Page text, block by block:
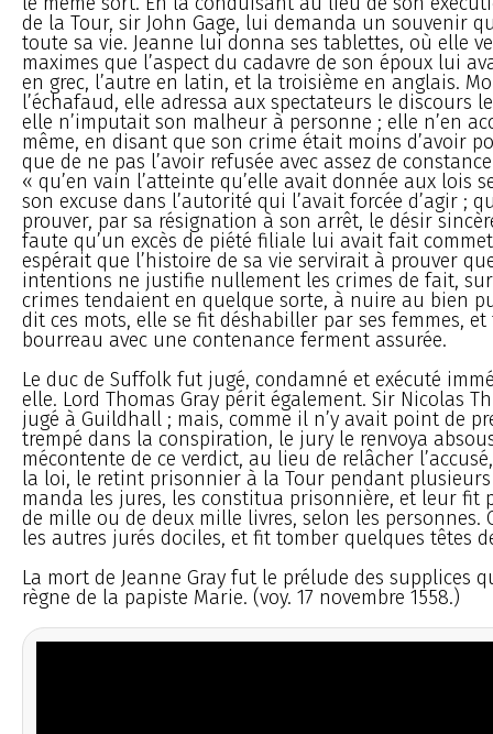
de la Tour, sir John Gage, lui demanda un souvenir
toute sa vie. Jeanne lui donna ses tablettes, où elle
maximes que l’aspect du cadavre de son époux lui
en grec, l’autre en latin, et la troisième en anglais.
l’échafaud, elle adressa aux spectateurs le discours
elle n’imputait son malheur à personne ; elle n’en
même, en disant que son crime était moins d’avoir
que de ne pas l’avoir refusée avec assez de
« qu’en vain l’atteinte qu’elle avait donnée aux lois
son excuse dans l’autorité qui l’avait forcée d’agir ;
prouver, par sa résignation à son arrêt, le désir
faute qu’un excès de piété filiale lui avait fait
espérait que l’histoire de sa vie servirait à prouver
intentions ne justifie nullement les crimes de fait,
crimes tendaient en quelque sorte, à nuire au bien
dit ces mots, elle se fit déshabiller par ses femmes,
bourreau avec une contenance ferment assurée.
Le duc de Suffolk fut jugé, condamné et exécuté
elle. Lord Thomas Gray périt également. Sir Nicolas
jugé à Guildhall ; mais, comme il n’y avait point de
trempé dans la conspiration, le jury le renvoya
mécontente de ce verdict, au lieu de relâcher
la loi, le retint prisonnier à la Tour pendant plusieurs
manda les jures, les constitua prisonnière, et leur fit
de mille ou de deux mille livres, selon les personnes.
les autres jurés dociles, et fit tomber quelques têtes
La mort de Jeanne Gray fut le prélude des supplices
règne de la papiste Marie. (voy. 17 novembre 1558.)